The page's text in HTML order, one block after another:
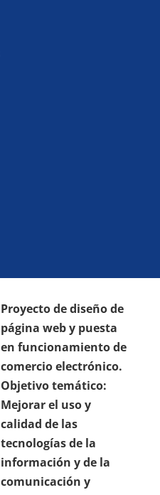
Proyecto de diseño de
página web y puesta
en funcionamiento de
comercio electrónico.
Objetivo temático:
Mejorar el uso y
calidad de las
tecnologías de la
información y de la
comunicación y